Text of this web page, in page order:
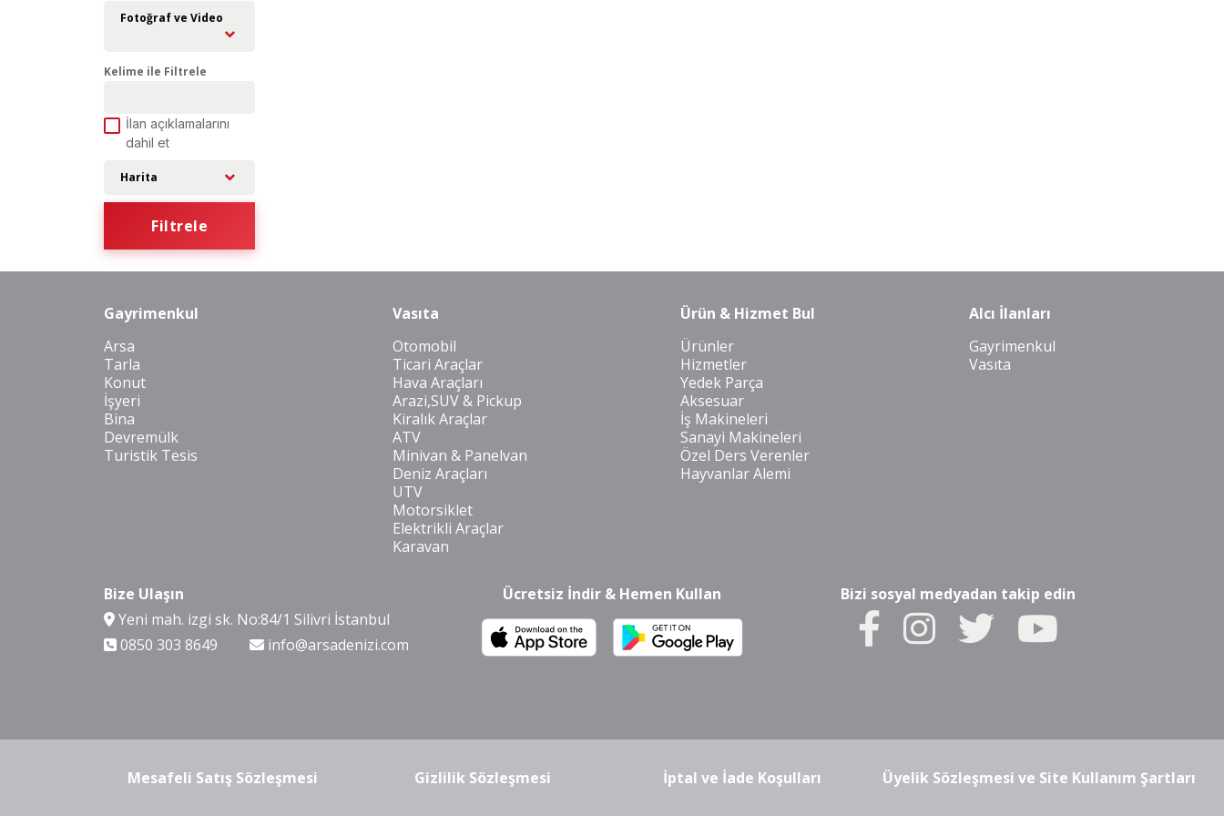
Fotoğraf ve Video
Kelime ile Filtrele
İlan açıklamalarını
dahil et
Harita
Filtrele
Gayrimenkul
Arsa
Tarla
Konut
İşyeri
Bina
Devremülk
Turistik Tesis
Vasıta
Otomobil
Ticari Araçlar
Hava Araçları
Arazi,SUV & Pickup
Kiralık Araçlar
ATV
Minivan & Panelvan
Deniz Araçları
UTV
Motorsiklet
Elektrikli Araçlar
Karavan
Ürün & Hizmet Bul
Ürünler
Hizmetler
Yedek Parça
Aksesuar
İş Makineleri
Sanayi Makineleri
Özel Ders Verenler
Hayvanlar Alemi
Alcı İlanları
Gayrimenkul
Vasıta
Bize Ulaşın
Yeni mah. izgi sk. No:84/1 Silivri İstanbul
0850 303 8649
info@arsadenizi.com
Ücretsiz İndir & Hemen Kullan Bizi sosyal medyadan takip edin
Mesafeli Satış Sözleşmesi Gizlilik Sözleşmesi İptal ve İade Koşulları Üyelik Sözleşmesi ve Site Kullanım Şartları